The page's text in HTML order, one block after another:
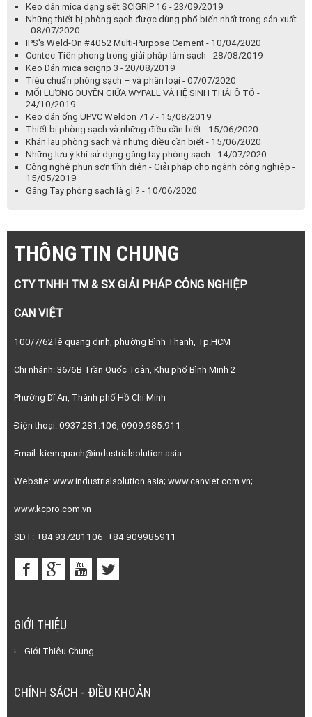
Keo dán mica dạng sệt SCIGRIP 16 - 23/09/2019
Những thiết bị phòng sạch được dùng phổ biến nhất trong sản xuất
- 08/07/2020
IPS's Weld-On #4052 Multi-Purpose Cement - 10/04/2020
Contec Tiên phong trong giải pháp làm sạch - 28/08/2019
Keo Dán mica scigrip 3 - 20/08/2019
Tiêu chuẩn phòng sạch – và phân loại - 07/07/2020
MỐI LƯƠNG DUYÊN GIỮA WYPALL VÀ HỆ SINH THÁI Ô TÔ -
24/10/2019
Keo dán ống UPVC Weldon 717 - 15/08/2019
Thiết bị phòng sạch và những điều cần biết - 15/06/2020
Khăn lau phòng sạch và những điều cần biết - 15/06/2020
Những lưu ý khi sử dụng găng tay phòng sạch - 14/07/2020
Công nghệ phun sơn tĩnh điện - Giải pháp cho ngành công nghiệp -
15/05/2019
Găng Tay phòng sạch là gì ? - 10/06/2020
THÔNG TIN CHUNG
CTY TNHH TM & SX GIẢI PHÁP CÔNG NGHIỆP
CAN VIỆT
100/7/62 lê quang định, phường Bình Thạnh, Tp.HCM
Chi nhánh: 36/6B Trần Quốc Toản, Khu phố Bình Minh 2
Phường Dĩ An, Thành phố Hồ Chí Minh
Điện thoại: 0937.281.106, 0909.985.911
Email: kiemquach@industrialsolution.asia
Website: www.industrialsolution.asia; www.canviet.com.vn;
www.kcpro.com.vn
SĐT: +84 937281106 +84 909985911
GIỚI THIỆU
Giới Thiệu Chung
CHÍNH SÁCH - ĐIỀU KHOẢN